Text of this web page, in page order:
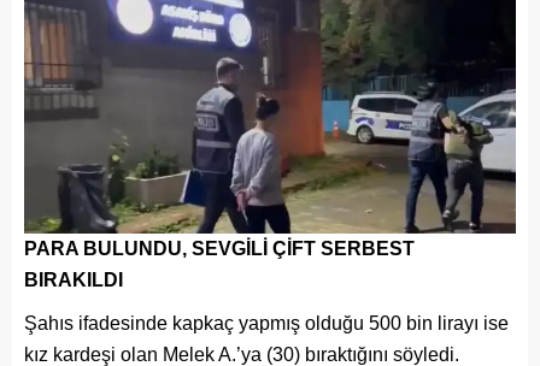
PARA BULUNDU, SEVGİLİ ÇİFT SERBEST
BIRAKILDI
Şahıs ifadesinde kapkaç yapmış olduğu 500 bin lirayı ise
kız kardeşi olan Melek A.’ya (30) bıraktığını söyledi.